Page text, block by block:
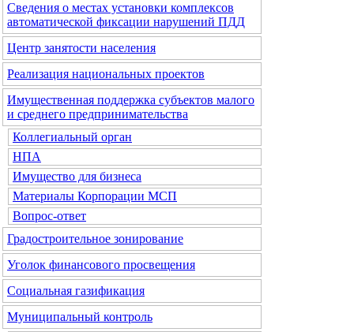
Сведения о местах установки комплексов
автоматической фиксации нарушений ПДД
Центр занятости населения
Реализация национальных проектов
Имущественная поддержка субъектов малого
и среднего предпринимательства
Коллегиальный орган
НПА
Имущество для бизнеса
Материалы Корпорации МСП
Вопрос-ответ
Градостроительное зонирование
Уголок финансового просвещения
Социальная газификация
Муниципальный контроль